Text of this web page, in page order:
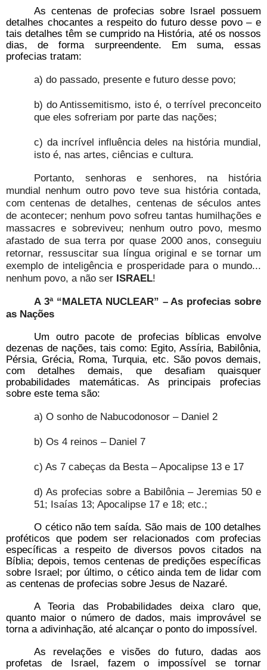
As centenas de profecias sobre Israel possuem
detalhes chocantes a respeito do futuro desse povo – e
tais detalhes têm se cumprido na História, até os nossos
dias, de forma surpreendente. Em suma, essas
profecias tratam:
a) do passado, presente e futuro desse povo;
b) do Antissemitismo, isto é, o terrível preconceito
que eles sofreriam por parte das nações;
c) da incrível influência deles na história mundial,
isto é, nas artes, ciências e cultura.
Portanto, senhoras e senhores, na história
mundial nenhum outro povo teve sua história contada,
com centenas de detalhes, centenas de séculos antes
de acontecer; nenhum povo sofreu tantas humilhações e
massacres e sobreviveu; nenhum outro povo, mesmo
afastado de sua terra por quase 2000 anos, conseguiu
retornar, ressuscitar sua língua original e se tornar um
exemplo de inteligência e prosperidade para o mundo...
nenhum povo, a não ser ISRAEL!
A 3ª “MALETA NUCLEAR” – As profecias sobre
as Nações
Um outro pacote de profecias bíblicas envolve
dezenas de nações, tais como: Egito, Assíria, Babilônia,
Pérsia, Grécia, Roma, Turquia, etc. São povos demais,
com detalhes demais, que desafiam quaisquer
probabilidades matemáticas. As principais profecias
sobre este tema são:
a) O sonho de Nabucodonosor – Daniel 2
b) Os 4 reinos – Daniel 7
c) As 7 cabeças da Besta – Apocalipse 13 e 17
d) As profecias sobre a Babilônia – Jeremias 50 e
51; Isaías 13; Apocalipse 17 e 18; etc.;
O cético não tem saída. São mais de 100 detalhes
proféticos que podem ser relacionados com profecias
específicas a respeito de diversos povos citados na
Bíblia; depois, temos centenas de predições específicas
sobre Israel; por último, o cético ainda tem de lidar com
as centenas de profecias sobre Jesus de Nazaré.
A Teoria das Probabilidades deixa claro que,
quanto maior o número de dados, mais improvável se
torna a adivinhação, até alcançar o ponto do impossível.
As revelações e visões do futuro, dadas aos
profetas de Israel, fazem o impossível se tornar